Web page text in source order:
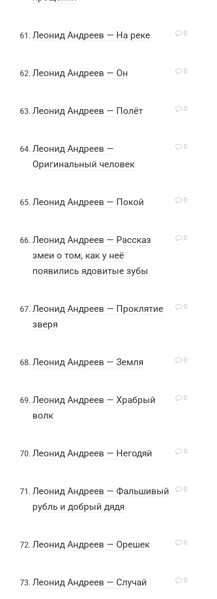
0
Леонид Андреев — На реке
0
Леонид Андреев — Он
0
Леонид Андреев — Полёт
0
Леонид Андреев —
Оригинальный человек
0
Леонид Андреев — Покой
0
Леонид Андреев — Рассказ
змеи о том, как у неё
появились ядовитые зубы
0
Леонид Андреев — Проклятие
зверя
0
Леонид Андреев — Земля
0
Леонид Андреев — Храбрый
волк
0
Леонид Андреев — Негодяй
0
Леонид Андреев — Фальшивый
рубль и добрый дядя
0
Леонид Андреев — Орешек
0
Леонид Андреев — Случай